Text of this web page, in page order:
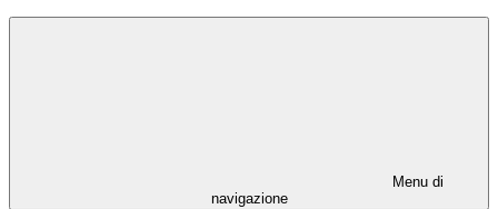
Menu di
navigazione